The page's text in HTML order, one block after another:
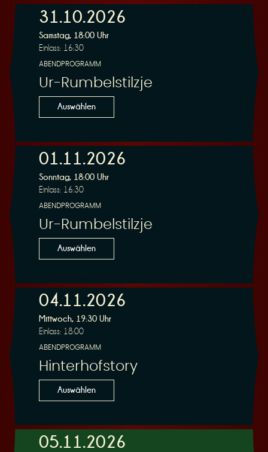
31.10.2026
Samstag, 18:00 Uhr
Einlass: 16:30
ABENDPROGRAMM
Ur-Rumbelstilzje
Auswählen
01.11.2026
Sonntag, 18:00 Uhr
Einlass: 16:30
ABENDPROGRAMM
Ur-Rumbelstilzje
Auswählen
04.11.2026
Mittwoch, 19:30 Uhr
Einlass: 18:00
ABENDPROGRAMM
Hinterhofstory
Auswählen
05.11.2026